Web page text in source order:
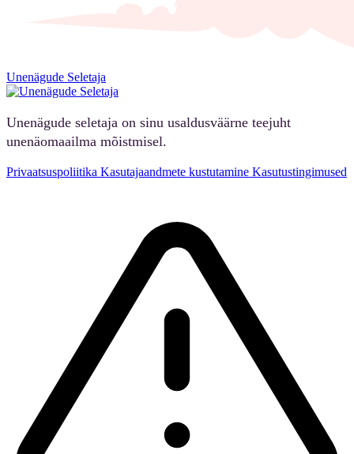
Unenägude Seletaja
Unenägude seletaja on sinu usaldusväärne teejuht
unenäomaailma mõistmisel.
Privaatsuspoliitika Kasutajaandmete kustutamine Kasutustingimused